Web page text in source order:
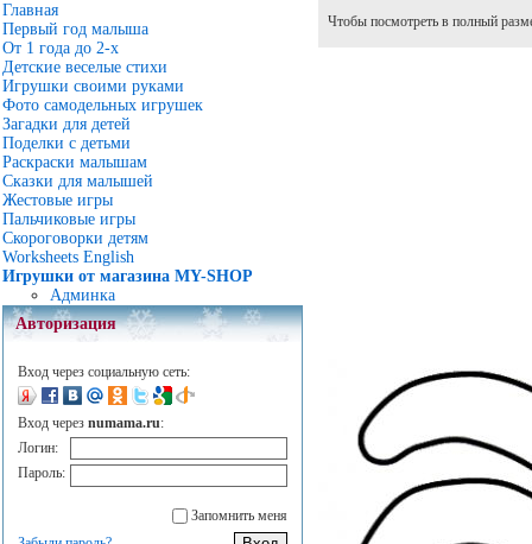
Главная
Первый год малыша
От 1 года до 2-х
Детские веселые стихи
Игрушки своими руками
Фото самодельных игрушек
Загадки для детей
Поделки с детьми
Раскраски малышам
Сказки для малышей
Жестовые игры
Пальчиковые игры
Скороговорки детям
Worksheets English
Игрушки от магазина MY-SHOP
Админка
Авторизация
Вход через социальную сеть:
Вход через numama.ru:
Логин:
Пароль:
Запомнить меня
Чтобы посмотреть в полный